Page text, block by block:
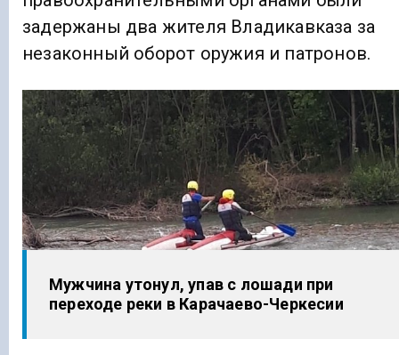
задержаны два жителя Владикавказа за
незаконный оборот оружия и патронов.
Мужчина утонул, упав с лошади при
переходе реки в Карачаево-Черкесии